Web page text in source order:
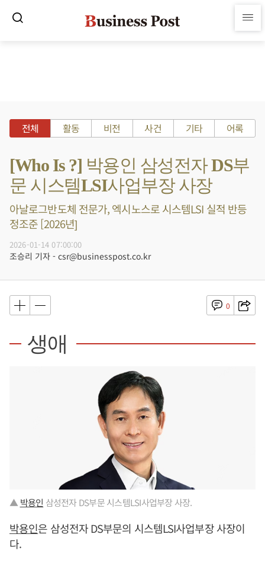
전체 활동 비전 사건 기타 어록
[Who Is ?] 박용인 삼성전자 DS부
문 시스템LSI사업부장 사장
아날로그반도체 전문가, 엑시노스로 시스템LSI 실적 반등
정조준 [2026년]
2026-01-14 07:00:00
조승리 기자 - csr@businesspost.co.kr
0
생애
▲ 박용인 삼성전자 DS부문 시스템LSI사업부장 사장.
박용인은 삼성전자 DS부문의 시스템LSI사업부장 사장이
다.